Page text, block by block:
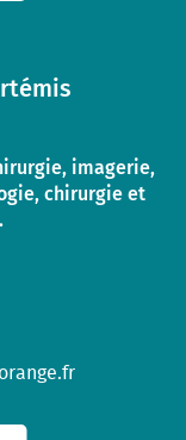
imagerie,
chirurgie et